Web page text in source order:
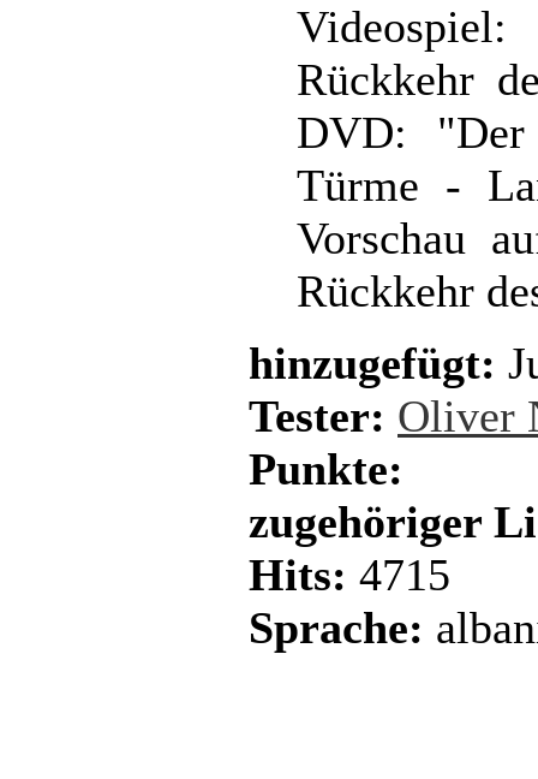
Rückkehr
DVD:
Türme -
Vorschau
Rückkehr
hinzugefügt:
Tester: Oliver
Punkte:
zugehöriger
Hits: 4715
Sprache: